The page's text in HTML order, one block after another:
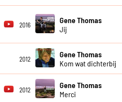
2016
Gene Thomas
Jij
2012
Gene Thomas
Kom wat dichterbij
2012
Gene Thomas
Merci